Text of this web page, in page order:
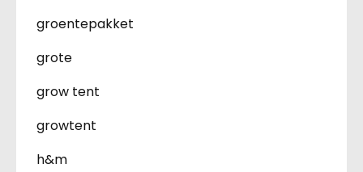
groentepakket
grote
grow tent
growtent
h&m